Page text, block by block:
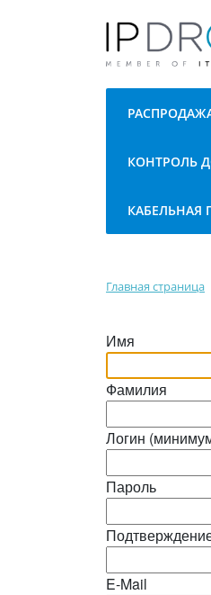
КОНТРОЛЬ
КАБЕЛЬНАЯ
Главная страница
Имя
Фамилия
Логин
Пароль
E-Mail